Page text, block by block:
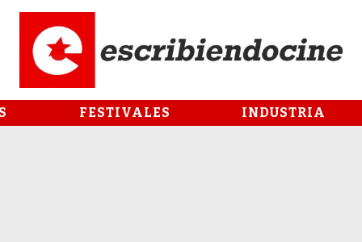
FESTIVALES INDUSTRIA